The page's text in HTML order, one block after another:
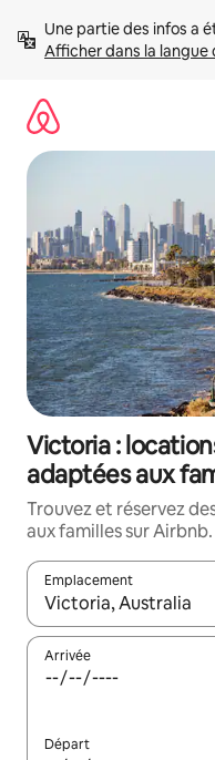
directement
Afficher dans la langue
Victoria :
adaptées aux
Trouvez et réservez
aux familles sur Airbnb.
Emplacement
Quand les résultats
Arrivée
Départ